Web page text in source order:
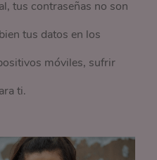
tus contraseñas no son
tus datos en los
móviles, sufrir
ti.